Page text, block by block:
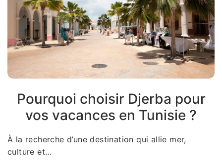
Pourquoi choisir Djerba pour
vos vacances en Tunisie ?
À la recherche d’une destination qui allie mer,
culture et…